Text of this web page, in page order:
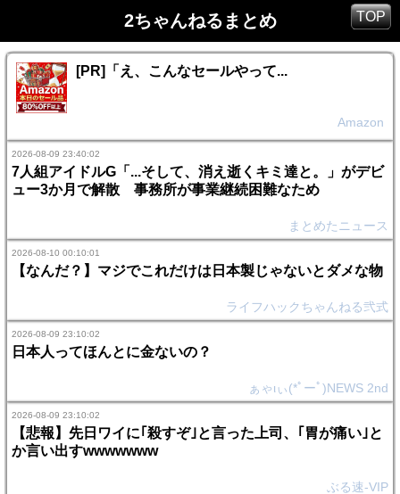
2ちゃんねるまとめ TOP
[PR]「え、こんなセールやって...
Amazon
2026-08-09 23:40:02
7人組アイドルG「...そして、消え逝くキミ達と。」がデビ
ュー3か月で解散 事務所が事業継続困難なため
まとめたニュース
2026-08-10 00:10:01
【なんだ？】マジでこれだけは日本製じゃないとダメな物
ライフハックちゃんねる弐式
2026-08-09 23:10:02
日本人ってほんとに金ないの？
ぁゃιぃ(*ﾟーﾟ)NEWS 2nd
2026-08-09 23:10:02
【悲報】先日ワイに｢殺すぞ｣と言った上司、｢胃が痛い｣と
か言い出すwwwwwww
ぶる速-VIP